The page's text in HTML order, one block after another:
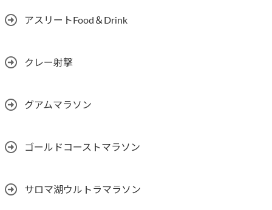
アスリートFood＆Drink
クレー射撃
グアムマラソン
ゴールドコーストマラソン
サロマ湖ウルトラマラソン